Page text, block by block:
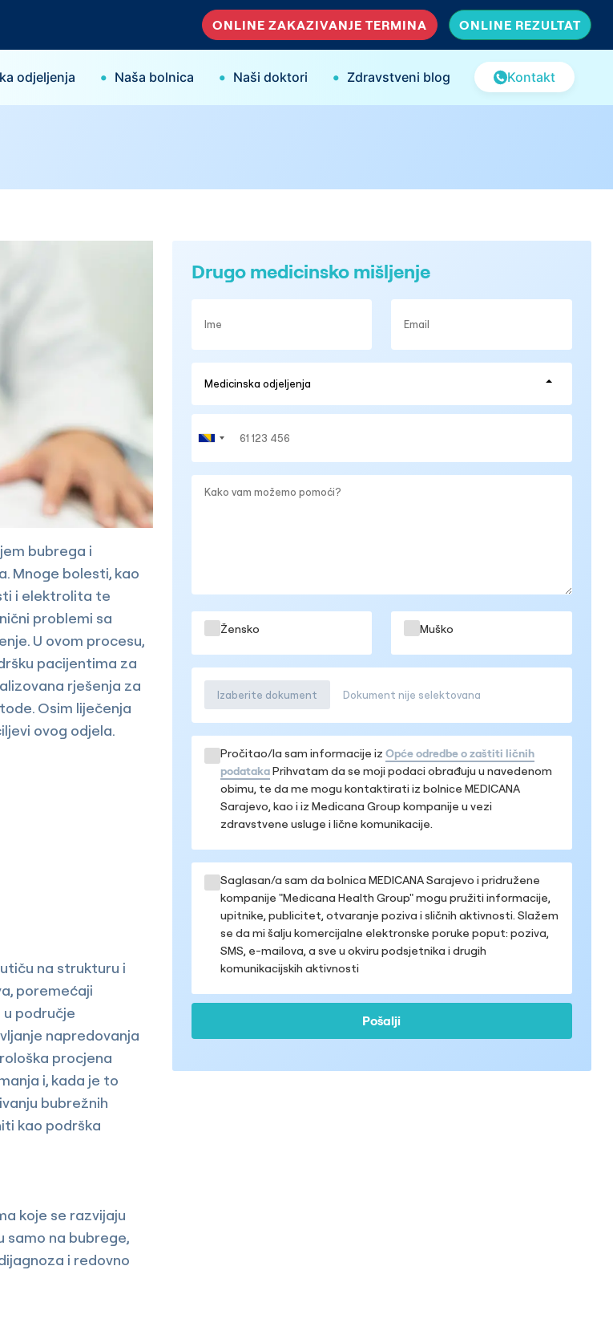
ONLINE ZAKAZIVANJE TERMINA ONLINE REZULTAT
odjeljenja • Naša bolnica • Naši doktori • Zdravstveni blog Kontakt
bubrega i
Mnoge bolesti, kao
i elektrolita te
problemi sa
U ovom procesu,
pacijentima za
rješenja za
Osim liječenja
ovog odjela.
na strukturu i
poremećaji
područje
napredovanja
procjena
i, kada je to
bubrežnih
kao podrška
koje se razvijaju
samo na bubrege,
i redovno
Drugo medicinsko mišljenje
Žensko Muško
Izaberite dokument Dokument nije selektovana
Pročitao/la sam informacije iz Opće odredbe o zaštiti ličnih
podatakaPrihvatam da se moji podaci obrađuju u navedenom
obimu, te da me mogu kontaktirati iz bolnice MEDICANA
Sarajevo, kao i iz Medicana Group kompanije u vezi
zdravstvene usluge i lične komunikacije.
Saglasan/a sam da bolnica MEDICANA Sarajevo i pridružene
kompanije "Medicana Health Group" mogu pružiti informacije,
upitnike, publicitet, otvaranje poziva i sličnih aktivnosti. Slažem
se da mi šalju komercijalne elektronske poruke poput: poziva,
SMS, e-mailova, a sve u okviru podsjetnika i drugih
komunikacijskih aktivnosti
Pošalji